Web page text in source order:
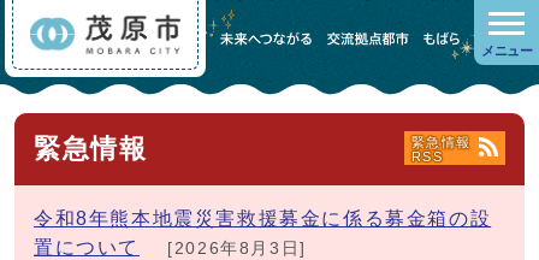
緊急情報
緊急情報
RSS
令和8年熊本地震災害救援募金に係る募金箱の設
置について
[2026年8月3日]
メニュー